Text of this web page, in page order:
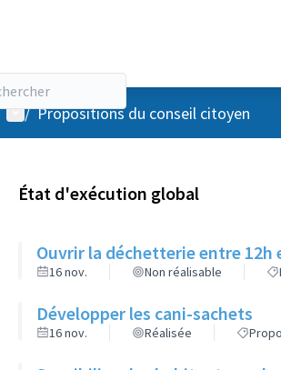
Menu utilisateur
/ Propositions du conseil citoyen
État d'exécution global
Ouvrir la déchetterie entre 12h
16 nov. Non réalisable
Développer les cani-sachets
16 nov. Réalisée